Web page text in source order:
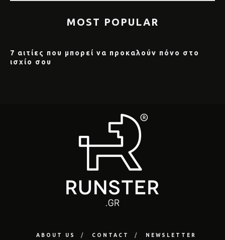
MOST POPULAR
7 αιτίες που μπορεί να προκαλούν πόνο στο
ισχίο σου
ABOUT US CONTACT
NEWSLETTER